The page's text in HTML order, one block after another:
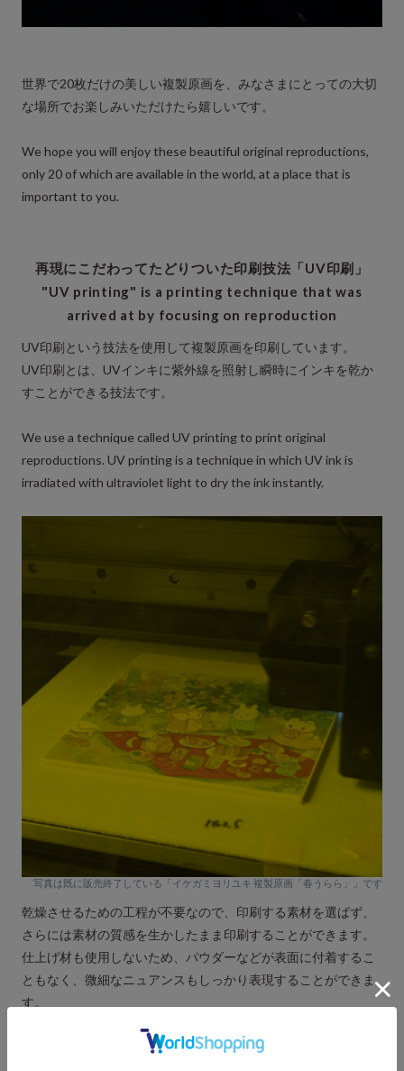
世界で20枚だけの美しい複製原画を、みなさまにとっての大切
な場所でお楽しみいただけたら嬉しいです。
We hope you will enjoy these beautiful original reproductions,
only 20 of which are available in the world, at a place that is
important to you.
再現にこだわってたどりついた印刷技法「UV印刷」
"UV printing" is a printing technique that was
arrived at by focusing on reproduction
UV印刷という技法を使用して複製原画を印刷しています。
UV印刷とは、UVインキに紫外線を照射し瞬時にインキを乾か
すことができる技法です。
We use a technique called UV printing to print original
reproductions. UV printing is a technique in which UV ink is
irradiated with ultraviolet light to dry the ink instantly.
写真は既に販売終了している「イケガミヨリユキ 複製原画「春うらら」」です
乾燥させるための工程が不要なので、印刷する素材を選ばず、
さらには素材の質感を生かしたまま印刷することができます。
仕上げ材も使用しないため、パウダーなどが表面に付着するこ
ともなく、微細なニュアンスもしっかり表現することができま
す。
Since no drying process is required, any material can be printed